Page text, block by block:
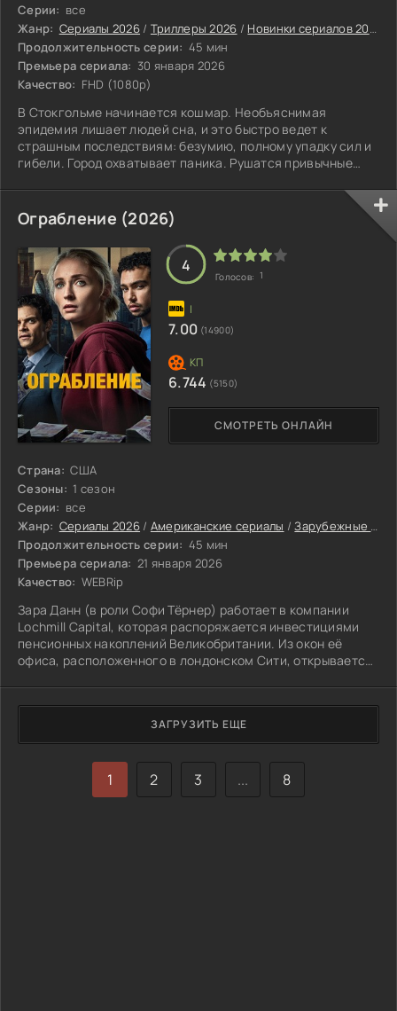
Серии: все
Жанр: Сериалы 2026 / Триллеры 2026 / Новинки сериалов 2026
Продолжительность серии: 45 мин
Премьера сериала: 30 января 2026
Качество: FHD (1080p)
В Стокгольме начинается кошмар. Необъяснимая
эпидемия лишает людей сна, и это быстро ведет к
страшным последствиям: безумию, полному упадку сил и
гибели. Город охватывает паника. Рушатся привычные
Ограбление (2026)
Страна: США
Сезоны: 1 сезон
Серии: все
Жанр: Сериалы 2026 / Американские сериалы /Зарубежные сериалы
Продолжительность серии: 45 мин
Премьера сериала: 21 января 2026
Качество: WEBRip
Зара Данн (в роли Софи Тёрнер) работает в компании
Lochmill Capital, которая распоряжается инвестициями
пенсионных накоплений Великобритании. Из окон её
офиса, расположенного в лондонском Сити, открывается
СМОТРЕТЬ ОНЛАЙН
4
Голосов: 1
7.00 (14900)
6.744 (5150)
ЗАГРУЗИТЬ ЕЩЕ
1 2 3 ... 8